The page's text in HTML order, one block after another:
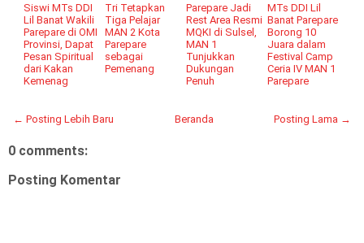
Siswi MTs DDI
Lil Banat Wakili
Parepare di OMI
Provinsi, Dapat
Pesan Spiritual
dari Kakan
Kemenag
Tri Tetapkan
Tiga Pelajar
MAN 2 Kota
Parepare
sebagai
Pemenang
Parepare Jadi
Rest Area Resmi
MQKI di Sulsel,
MAN 1
Tunjukkan
Dukungan
Penuh
MTs DDI Lil
Banat Parepare
Borong 10
Juara dalam
Festival Camp
Ceria IV MAN 1
Parepare
← Posting Lebih Baru Posting Lama →
Beranda
0 comments:
Posting Komentar